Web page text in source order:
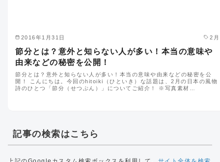
2016年1月31日 2月
節分とは？意外と知らない人が多い！本当の意味や
由来などの秘密を公開！
節分とは？意外と知らない人が多い！本当の意味や由来などの秘密を公
開！ こんにちは。今回のhitoiki（ひといき）な話題は、2月の日本の風物
詩のひとつ「節分（せつぶん）」についてご紹介！ ※写真素材…
記事の検索はこちら